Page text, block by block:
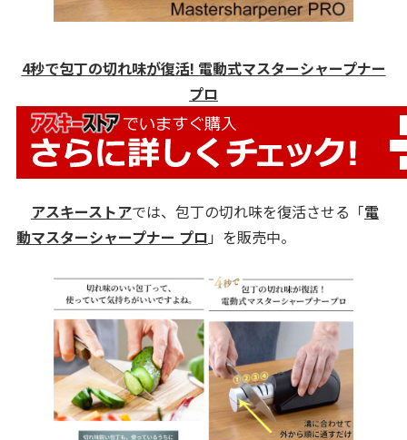
4秒で包丁の切れ味が復活! 電動式マスターシャープナー
プロ
アスキーストアでは、包丁の切れ味を復活させる「電
動マスターシャープナー プロ 」を販売中。